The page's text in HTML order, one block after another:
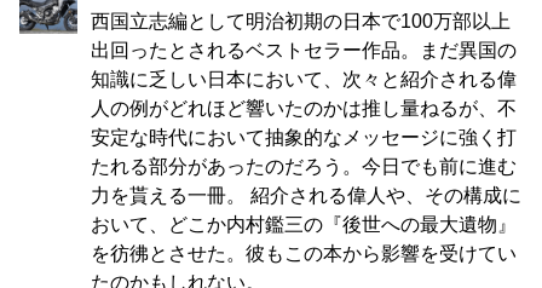
西国立志編として明治初期の日本で100万部以上
出回ったとされるベストセラー作品。まだ異国の
知識に乏しい日本において、次々と紹介される偉
人の例がどれほど響いたのかは推し量ねるが、不
安定な時代において抽象的なメッセージに強く打
たれる部分があったのだろう。今日でも前に進む
力を貰える一冊。 紹介される偉人や、その構成に
おいて、どこか内村鑑三の『後世への最大遺物』
を彷彿とさせた。彼もこの本から影響を受けてい
たのかもしれない。